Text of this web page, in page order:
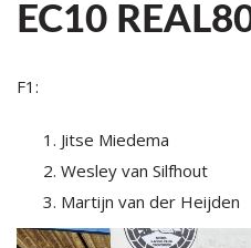
EC10
F1:
Jitse Miedema
Wesley van Silfhout
Martijn van der Heijden